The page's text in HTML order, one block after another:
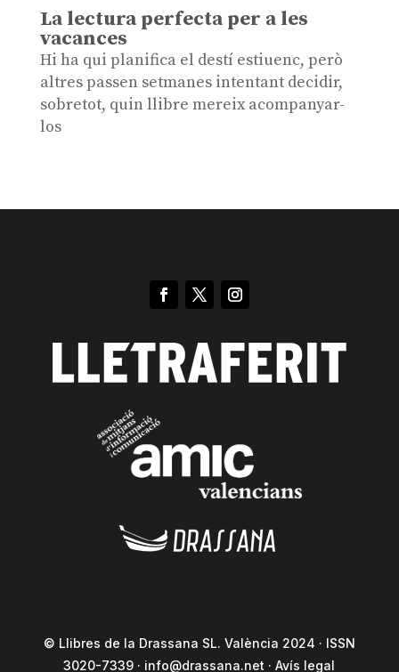
La lectura perfecta per a les
vacances
Hi ha qui planifica el destí estiuenc, però
altres passen setmanes intentant decidir,
sobretot, quin llibre mereix acompanyar-
los
© Llibres de la Drassana SL. València 2024 · ISSN
3020-7339 · info@drassana.net ·Avís legal